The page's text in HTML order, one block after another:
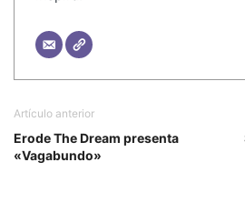
Artículo anterior
Erode The Dream presenta
«Vagabundo»